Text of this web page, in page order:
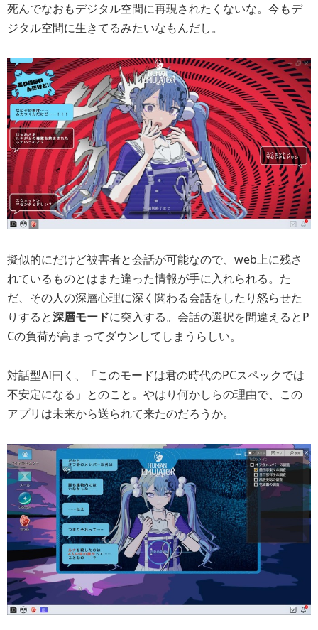
死んでなおもデジタル空間に再現されたくないな。今もデ
ジタル空間に生きてるみたいなもんだし。
擬似的にだけど被害者と会話が可能なので、web上に残さ
れているものとはまた違った情報が手に入れられる。た
だ、その人の深層心理に深く関わる会話をしたり怒らせた
りすると深層モードに突入する。会話の選択を間違えるとP
Cの負荷が高まってダウンしてしまうらしい。
対話型AI曰く、「このモードは君の時代のPCスペックでは
不安定になる」とのこと。やはり何かしらの理由で、この
アプリは未来から送られて来たのだろうか。